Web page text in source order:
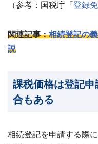
（参考：国税庁「 登録
関連記事：相続登記の
説
課税価格は登記
合もある
相続登記を申請する際